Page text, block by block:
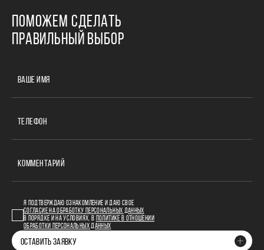
ПОМОЖЕМ СДЕЛАТЬ
ПРАВИЛЬНЫЙ ВЫБОР
ВАШЕ ИМЯ
ТЕЛЕФОН
КОММЕНТАРИЙ
Я ПОДТВЕРЖДАЮ ОЗНАКОМЛЕНИЕ И ДАЮ СВОЕ
СОГЛАСИЕ НА ОБРАБОТКУ ПЕРСОНАЛЬНЫХ ДАННЫХ
В ПОРЯДКЕ И НА УСЛОВИЯХ, В
ПОЛИТИКЕ В ОТНОШЕНИИ
ОБРАБОТКИ ПЕРСОНАЛЬНЫХ ДАННЫХ
ОСТАВИТЬ ЗАЯВКУ